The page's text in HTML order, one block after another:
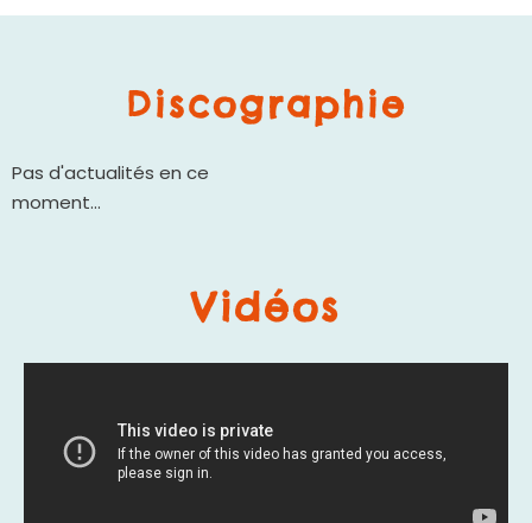
Discographie
Pas d'actualités en ce
moment...
Vidéos